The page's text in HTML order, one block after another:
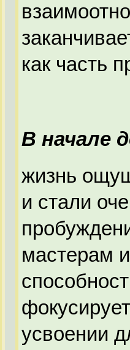
как часть
В начале
жизнь
и стали
мастерам
усвоении